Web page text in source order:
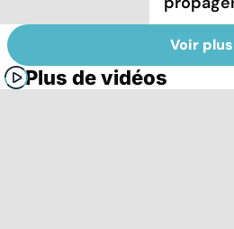
Voir plus
Plus de vidéos